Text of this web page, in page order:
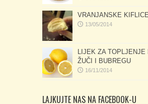
VRANJANSKE KIFLICE
13/05/2014
LIJEK ZA
ŽUČI I BUBREGU
16/11/2014
LAJKUJTE NAS NA FACEBOOK-U